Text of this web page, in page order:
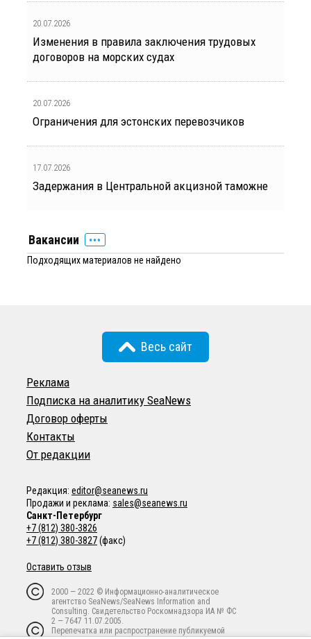
20.07.2026
Изменения в правила заключения трудовых
договоров на морских судах
20.07.2026
Ограничения для эстонских перевозчиков
17.07.2026
Задержания в Центральной акцизной таможне
Вакансии
Подходящих материалов не найдено
Весь сайт
Реклама
Подписка на аналитику SeaNews
Договор оферты
Контакты
От редакции
Редакция: editor@seanews.ru
Продажи и реклама: sales@seanews.ru
Санкт-Петербург
+7 (812) 380-3826
+7 (812) 380-3827(факс)
Оставить отзыв
2000 — 2022 © Информационно-аналитическое
агентство SeaNews/SeaNews Information and
Consulting. Свидетельство Роскомнадзора ИА № ФС
2 — 7647 11.07.2005.
Перепечатка или распространение публикуемой